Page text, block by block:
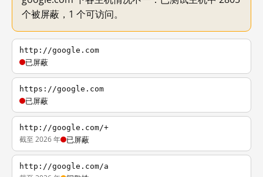
个被屏蔽，1 个可访问。
http://google.com
已屏蔽
https://google.com
已屏蔽
http://google.com/+
截至 2026 年 已屏蔽
http://google.com/a